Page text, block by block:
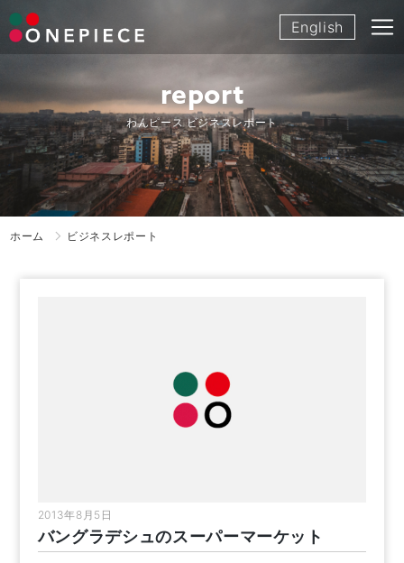
Skip
to
English
report
わんピース ビジネスレポート
ホーム ビジネスレポート
2013年8月5日
バングラデシュのスーパーマーケット